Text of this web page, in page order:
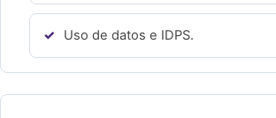
Uso de datos e IDPS.